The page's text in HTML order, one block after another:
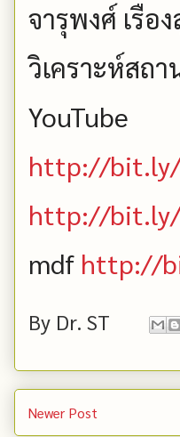
จารุพงศ์ เรือ
วิเคราะห์สถ
YouTube
http://bit.ly/
http://bit.ly/
mdf http://
By Dr. ST
Newer Post